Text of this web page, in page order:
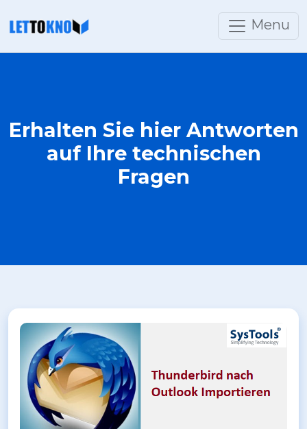
Menu
Erhalten Sie hier Antworten
auf Ihre technischen
Fragen